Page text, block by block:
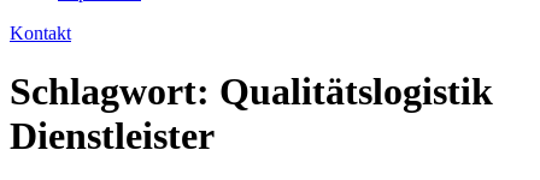
Kontakt
Schlagwort: Qualitätslogistik
Dienstleister